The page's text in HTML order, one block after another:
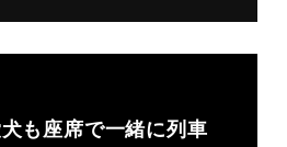
犬も座席で一緒に列車